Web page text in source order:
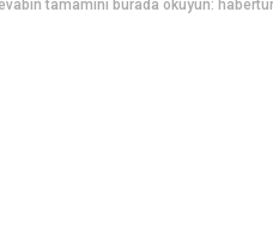
tamamını burada okuyun: